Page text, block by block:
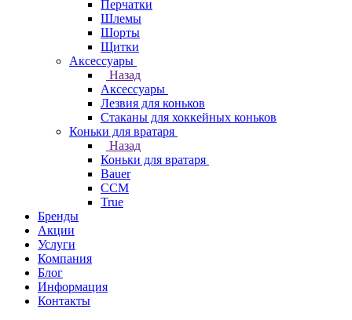
Перчатки
Шлемы
Шорты
Щитки
Аксессуары
Назад
Аксессуары
Лезвия для коньков
Стаканы для хоккейных коньков
Коньки для вратаря
Назад
Коньки для вратаря
Bauer
CCM
True
Бренды
Акции
Услуги
Компания
Блог
Информация
Контакты